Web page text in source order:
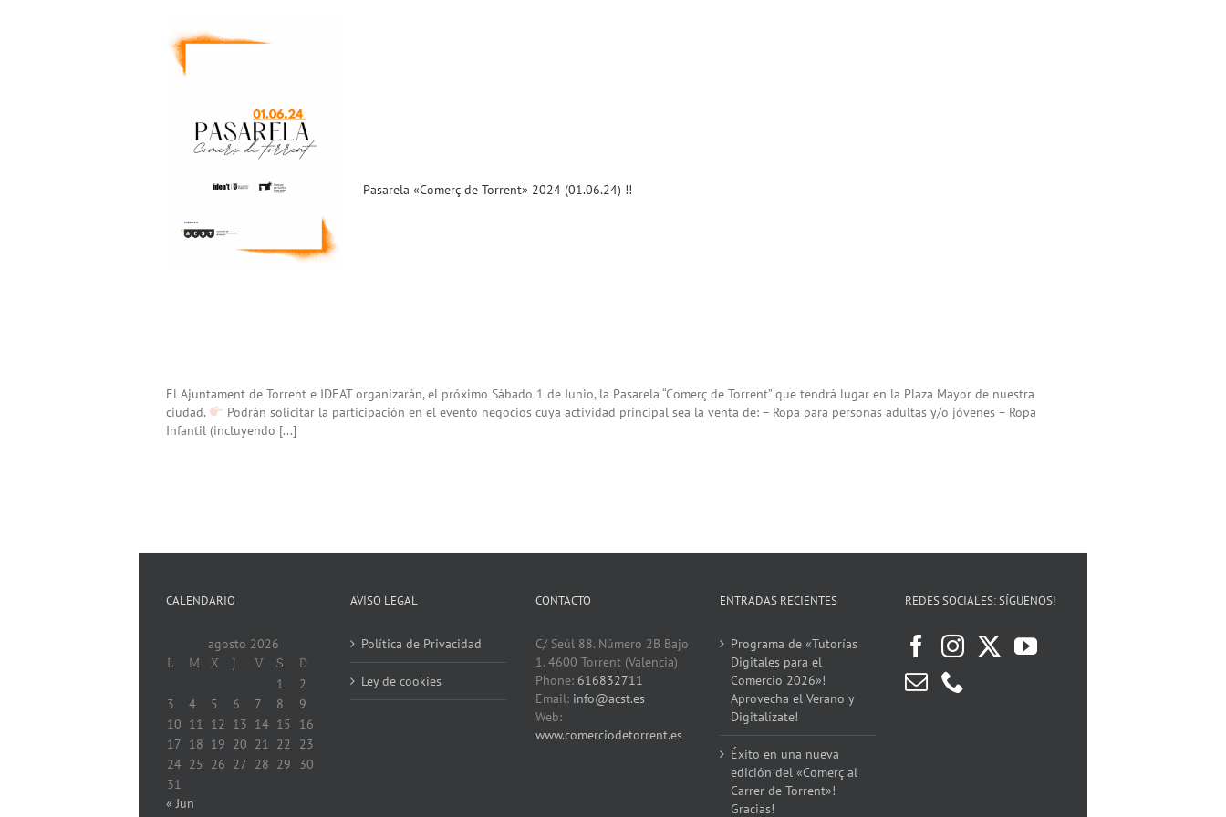
Pasarela «Comerç de Torrent» 2024 (01.06.24) !!
El Ajuntament de Torrent e IDEAT organizarán, el próximo Sábado 1 de Junio, la Pasarela “Comerç de Torrent” que tendrá lugar en la Plaza Mayor de nuestra
ciudad.
Podrán solicitar la participación en el evento negocios cuya actividad principal sea la venta de: – Ropa para personas adultas y/o jóvenes – ⁠Ropa
Infantil (incluyendo [...]
CALENDARIO
agosto 2026
L M X J V S D
1
2
3
4 5 6 7 8
9
10 11 12 13 14 15
16
17 18 19 20 21 22
23
24 25 26 27 28 29
30
31
« Jun
AVISO LEGAL
Política de Privacidad
Ley de cookies
CONTACTO
C/ Seúl 88. Número 2B Bajo
1. 4600 Torrent (Valencia)
Phone: 616832711
Email: info@acst.es
Web:
www.comerciodetorrent.es
ENTRADAS RECIENTES
Programa de «Tutorías
Digitales para el
Comercio 2026»!
Aprovecha el Verano y
Digitalízate!
Éxito en una nueva
edición del «Comerç al
Carrer de Torrent»!
Gracias!
REDES SOCIALES: SÍGUENOS!